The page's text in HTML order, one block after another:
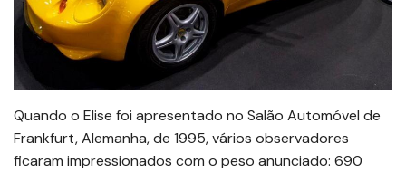
Quando o Elise foi apresentado no Salão Automóvel de
Frankfurt, Alemanha, de 1995, vários observadores
ficaram impressionados com o peso anunciado: 690